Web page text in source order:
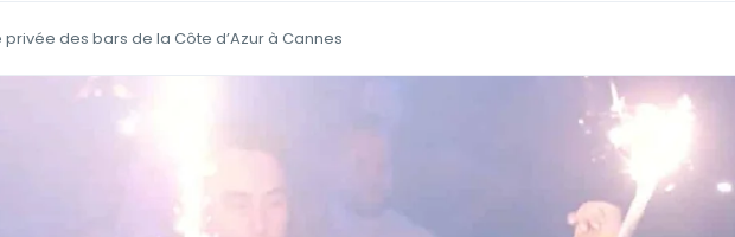
privée des bars de la Côte d’Azur à Cannes